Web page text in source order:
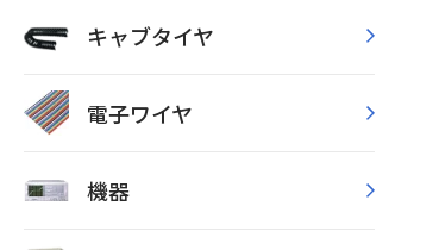
キャブタイヤ
電子ワイヤ
機器